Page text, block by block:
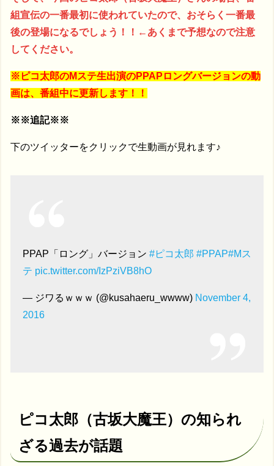
組宣伝の一番最初に使われていたので、おそらく一番最
後の登場になるでしょう！！←あくまで予想なので注意
してください。
※ピコ太郎のMステ生出演のPPAPロングバージョンの動
画は、番組中に更新します！！
※※追記※※
下のツイッターをクリックで生動画が見れます♪
PPAP「ロング」バージョン #ピコ太郎 #PPAP#Mス
テ pic.twitter.com/IzPziVB8hO
— ジワるｗｗｗ (@kusahaeru_wwww) November 4,
2016
ピコ太郎（古坂大魔王）の知られ
ざる過去が話題